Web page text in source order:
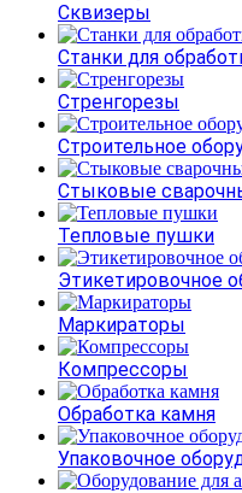
Сквизеры
Станки для
Стренгорезы
Строительное
Стыковые
Тепловые пушки
Этикетировочное
Маркираторы
Компрессоры
Обработка камня
Упаковочное